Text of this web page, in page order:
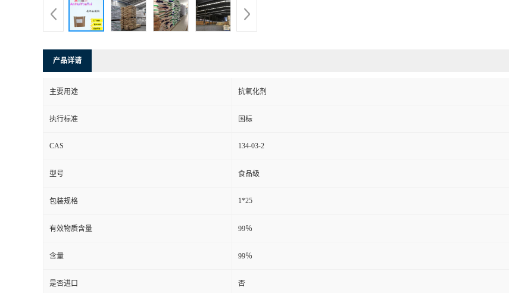
产品详请
主要用途 抗氧化剂
执行标准 国标
CAS 134-03-2
型号 食品级
包装规格 1*25
有效物质含量 99％
含量 99％
是否进口 否